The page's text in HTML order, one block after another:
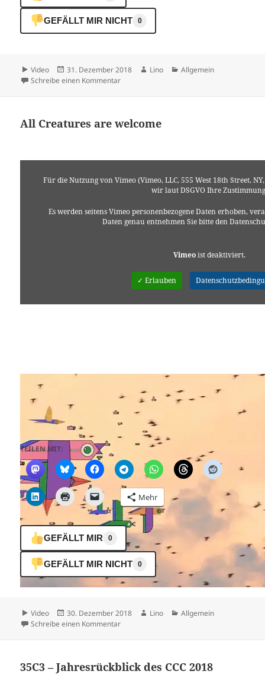
GEFÄLLT MIR NICHT 0
Format
Video
Veröffentlicht
am
31. Dezember 2018 Autor
Lino Kategorien
Allgemein
Schreibe einen Kommentarzu Ursache und Wirkung
All Creatures are welcome
Für die Nutzung von Vimeo (Vimeo, LLC, 555 West 18th Street,
wir laut DSGVO Ihre
Es werden seitens Vimeo personenbezogene Daten erhoben,
Daten genau entnehmen Sie bitte den
Vimeoist deaktiviert.
✓ Erlauben
All Creatures Welcome – official version
(SUBs:dt/engl)
Sandra Trostel
TEILEN MIT:
Mehr
GEFÄLLT MIR 0
GEFÄLLT MIR NICHT 0
Format
Video
Veröffentlicht
am
30. Dezember 2018 Autor
Lino Kategorien
Allgemein
Schreibe einen Kommentarzu All Creatures are welcome
35C3 – Jahresrückblick des CCC 2018